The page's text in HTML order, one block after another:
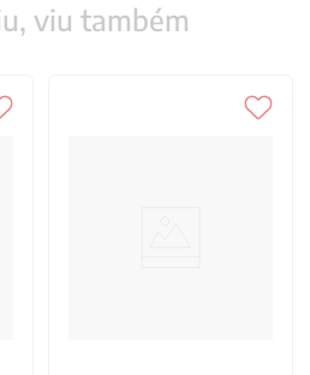
viu também